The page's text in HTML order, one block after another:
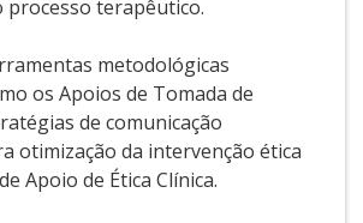
processo terapêutico.
metodológicas
os Apoios de Tomada de
de comunicação
otimização da intervenção ética
Apoio de Ética Clínica.